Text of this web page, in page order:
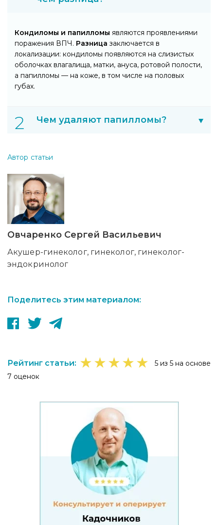
Кондиломы и папилломы являются проявлениями
поражения ВПЧ. Разница заключается в
локализации: кондиломы появляются на слизистых
оболочках влагалища, матки, ануса, ротовой полости,
а папилломы — на коже, в том числе на половых
губах.
Чем удаляют папилломы?
Автор статьи
Овчаренко Сергей Васильевич
Акушер-гинеколог, гинеколог, гинеколог-
эндокринолог
Поделитесь этим материалом:
Рейтинг статьи: ★★★★★
5 из 5 на основе
7 оценок